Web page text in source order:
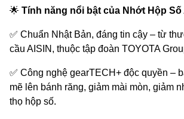
🌟 Tính năng nổi bật của Nhớt Hộp Số
✅ Chuẩn Nhật Bản, đáng tin cậy – từ
cầu AISIN, thuộc tập đoàn TOYOTA
✅ Công nghệ gearTECH+ độc quyền –
mẽ lên bánh răng, giảm mài mòn, giảm
thọ hộp số.